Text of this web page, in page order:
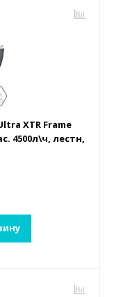
XTR Frame
4500л\ч, лестн,